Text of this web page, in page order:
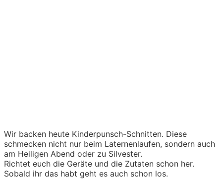
Wir backen heute Kinderpunsch-Schnitten. Diese
schmecken nicht nur beim Laternenlaufen, sondern auch
am Heiligen Abend oder zu Silvester.
Richtet euch die Geräte und die Zutaten schon her.
Sobald ihr das habt geht es auch schon los.